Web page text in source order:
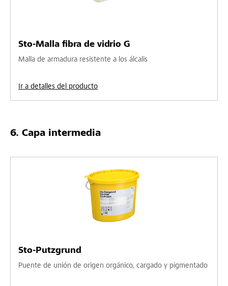
Sto-Malla fibra de vidrio G
Malla de armadura resistente a los álcalis
Ir a detalles del producto
Capa intermedia
Sto-Putzgrund
Puente de unión de origen orgánico, cargado y pigmentado